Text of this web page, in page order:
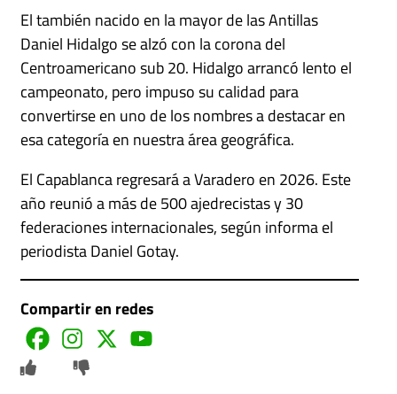
El también nacido en la mayor de las Antillas
Daniel Hidalgo se alzó con la corona del
Centroamericano sub 20. Hidalgo arrancó lento el
campeonato, pero impuso su calidad para
convertirse en uno de los nombres a destacar en
esa categoría en nuestra área geográfica.
El Capablanca regresará a Varadero en 2026. Este
año reunió a más de 500 ajedrecistas y 30
federaciones internacionales, según informa el
periodista Daniel Gotay.
Compartir en redes